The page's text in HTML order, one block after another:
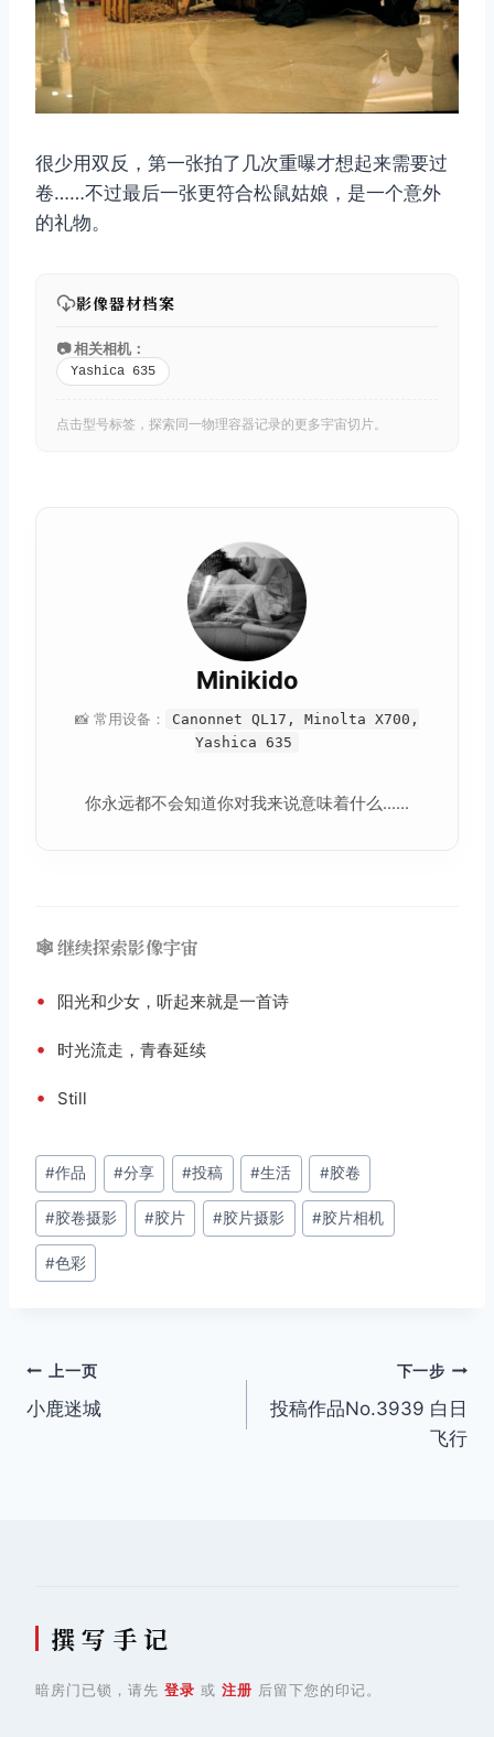
很少用双反，第一张拍了几次重曝才想起来需要过
卷……不过最后一张更符合松鼠姑娘，是一个意外
的礼物。
影像器材档案
📷 相关相机：
Yashica 635
点击型号标签，探索同一物理容器记录的更多宇宙切片。
Minikido
📸 常用设备：
Canonnet QL17, Minolta X700,
Yashica 635
你永远都不会知道你对我来说意味着什么......
🕸️ 继续探索影像宇宙
• 阳光和少女，听起来就是一首诗
• 时光流走，青春延续
• Still
文
章
标
签：
#作品 #分享 #投稿 #生活 #胶卷
#胶卷摄影 #胶片 #胶片摄影 #胶片相机
#色彩
文
章
上一页
小鹿迷城
下一步
投稿作品No.3939 白日
飞行
撰 写 手 记
暗房门已锁，请先 登录 或 注册 后留下您的印记。